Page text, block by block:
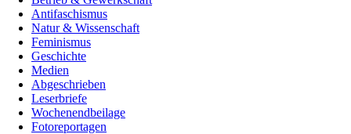
Antifaschismus
Natur & Wissenschaft
Feminismus
Geschichte
Medien
Abgeschrieben
Leserbriefe
Wochenendbeilage
Fotoreportagen